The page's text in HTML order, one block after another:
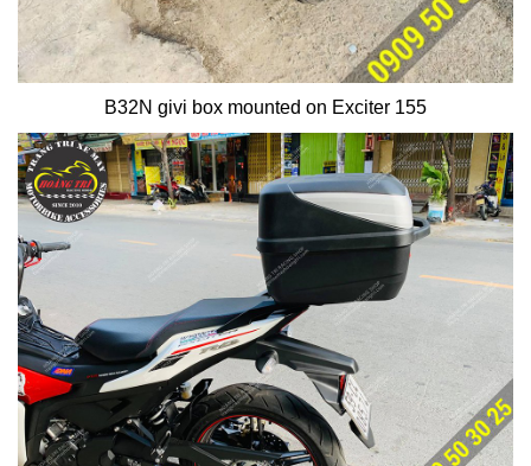
B32N givi box mounted on Exciter 155